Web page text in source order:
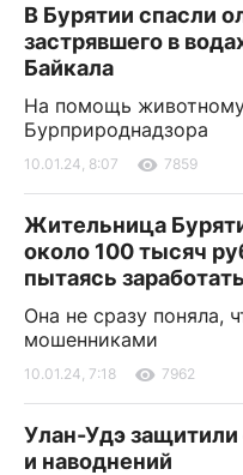
В Бурятии спасли
застрявшего в
Байкала
На помощь
Бурприроднадзора
10.01.24, 8:07 7859
Жительница
около 100 тысяч
пытаясь
Она не сразу поняла,
мошенниками
10.01.24, 7:18 7962
Улан-Удэ защитили
и наводнений